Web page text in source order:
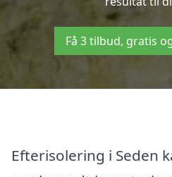
Få 3 tilbud, gratis
Efterisolering i Seden